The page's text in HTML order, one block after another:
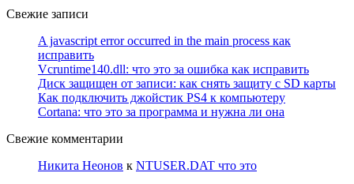
Свежие записи
A javascript error occurred in the main process как
исправить
Vcruntime140.dll: что это за ошибка как исправить
Диск защищен от записи: как снять защиту с SD карты
Как подключить джойстик PS4 к компьютеру
Cortana: что это за программа и нужна ли она
Свежие комментарии
Никита Неонов к NTUSER.DAT что это